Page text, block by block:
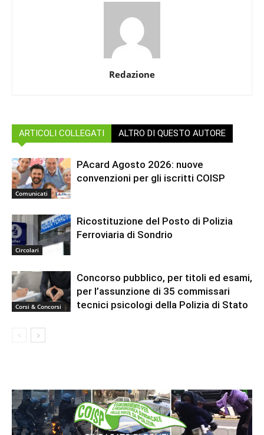
Redazione
ARTICOLI COLLEGATI ALTRO DI QUESTO AUTORE
Comunicati
PAcard Agosto 2026: nuove
convenzioni per gli iscritti COISP
Circolari
Ricostituzione del Posto di Polizia
Ferroviaria di Sondrio
Corsi & Concorsi
Concorso pubblico, per titoli ed esami,
per l’assunzione di 35 commissari
tecnici psicologi della Polizia di Stato